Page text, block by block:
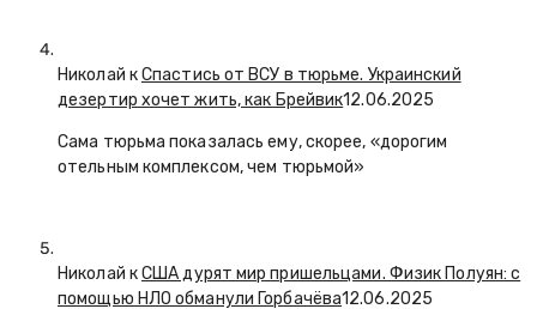
Николай кСпастись от ВСУ в тюрьме. Украинский
дезертир хочет жить, как Брейвик12.06.2025
Сама тюрьма показалась ему, скорее, «дорогим
отельным комплексом, чем тюрьмой»
Николай кСША дурят мир пришельцами. Физик Полуян: с
помощью НЛО обманули Горбачёва12.06.2025